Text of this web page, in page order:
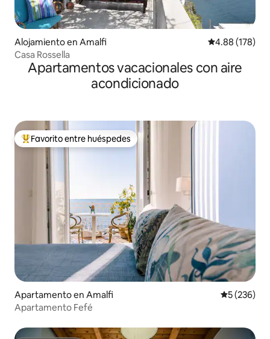
Alojamiento en Amalfi Calificación
4.88 (178)
Casa Rossella
Apartamentos vacacionales con aire
acondicionado
Favorito entre huéspedes preferido
Favorito entre huéspedes
Apartamento en Amalfi
5 (236)
Apartamento Fefé